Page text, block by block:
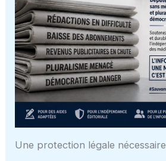
Une protection légale nécessaire